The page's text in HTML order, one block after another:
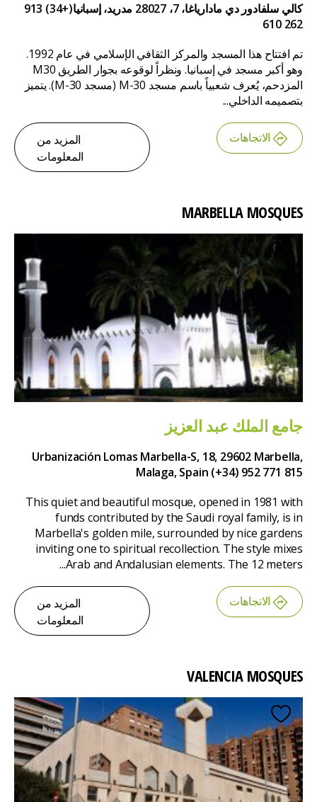
كالي سلفادور دي مادارياغا، 7، 28027 مدريد، إسبانيا
(+34) 913
262 610
تم افتتاح هذا المسجد والمركز الثقافي الإسلامي في عام 1992.
وهو أكبر مسجد في إسبانيا. ونظراً لوقوعه بجوار الطريق M30
المزدحم، يُعرف شعبياً باسم مسجد M-30 (مسجد M-30). يتميز
بتصميمه الداخلي...
الاتجاهات
المزيد من
المعلومات
MARBELLA MOSQUES
جامع الملك عبد العزيز
Urbanización Lomas Marbella-S, 18, 29602 Marbella,
Malaga, Spain (+34) 952 771 815
This quiet and beautiful mosque, opened in 1981 with
funds contributed by the Saudi royal family, is in
Marbella's golden mile, surrounded by nice gardens
inviting one to spiritual recollection. The style mixes
Arab and Andalusian elements. The 12 meters...
الاتجاهات
المزيد من
المعلومات
VALENCIA MOSQUES